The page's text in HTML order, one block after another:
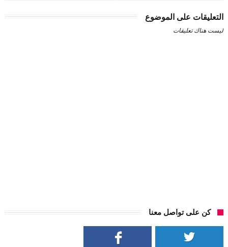
التعليقات على الموضوع
ليست هناك تعليقات
كن على تواصل معنا